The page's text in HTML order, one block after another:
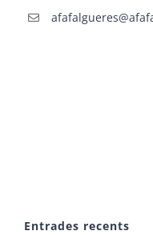
Entrades recents